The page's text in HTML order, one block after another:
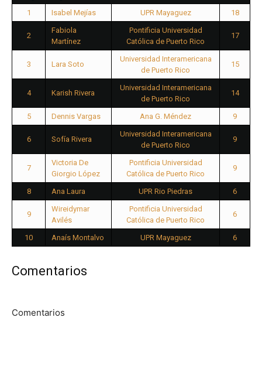
1 Isabel Mejías UPR Mayaguez 18
2
Fabiola
Martínez
Pontificia Universidad
Católica de Puerto Rico
17
3 Lara Soto
Universidad Interamericana
de Puerto Rico
15
4 Karish Rivera
Universidad Interamericana
de Puerto Rico
14
5 Dennis Vargas Ana G. Méndez 9
6 Sofía Rivera
Universidad Interamericana
de Puerto Rico
9
7
Victoria De
Giorgio López
Pontificia Universidad
Católica de Puerto Rico
9
8 Ana Laura UPR Rio Piedras 6
9
Wireidymar
Avilés
Pontificia Universidad
Católica de Puerto Rico
6
10 Anaís Montalvo UPR Mayaguez 6
Comentarios
Comentarios